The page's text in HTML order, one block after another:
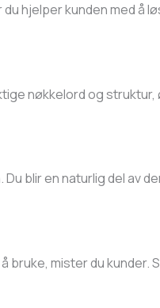
du hjelper kunden med
nøkkelord og
blir en naturlig del av
bruke, mister du kunder.